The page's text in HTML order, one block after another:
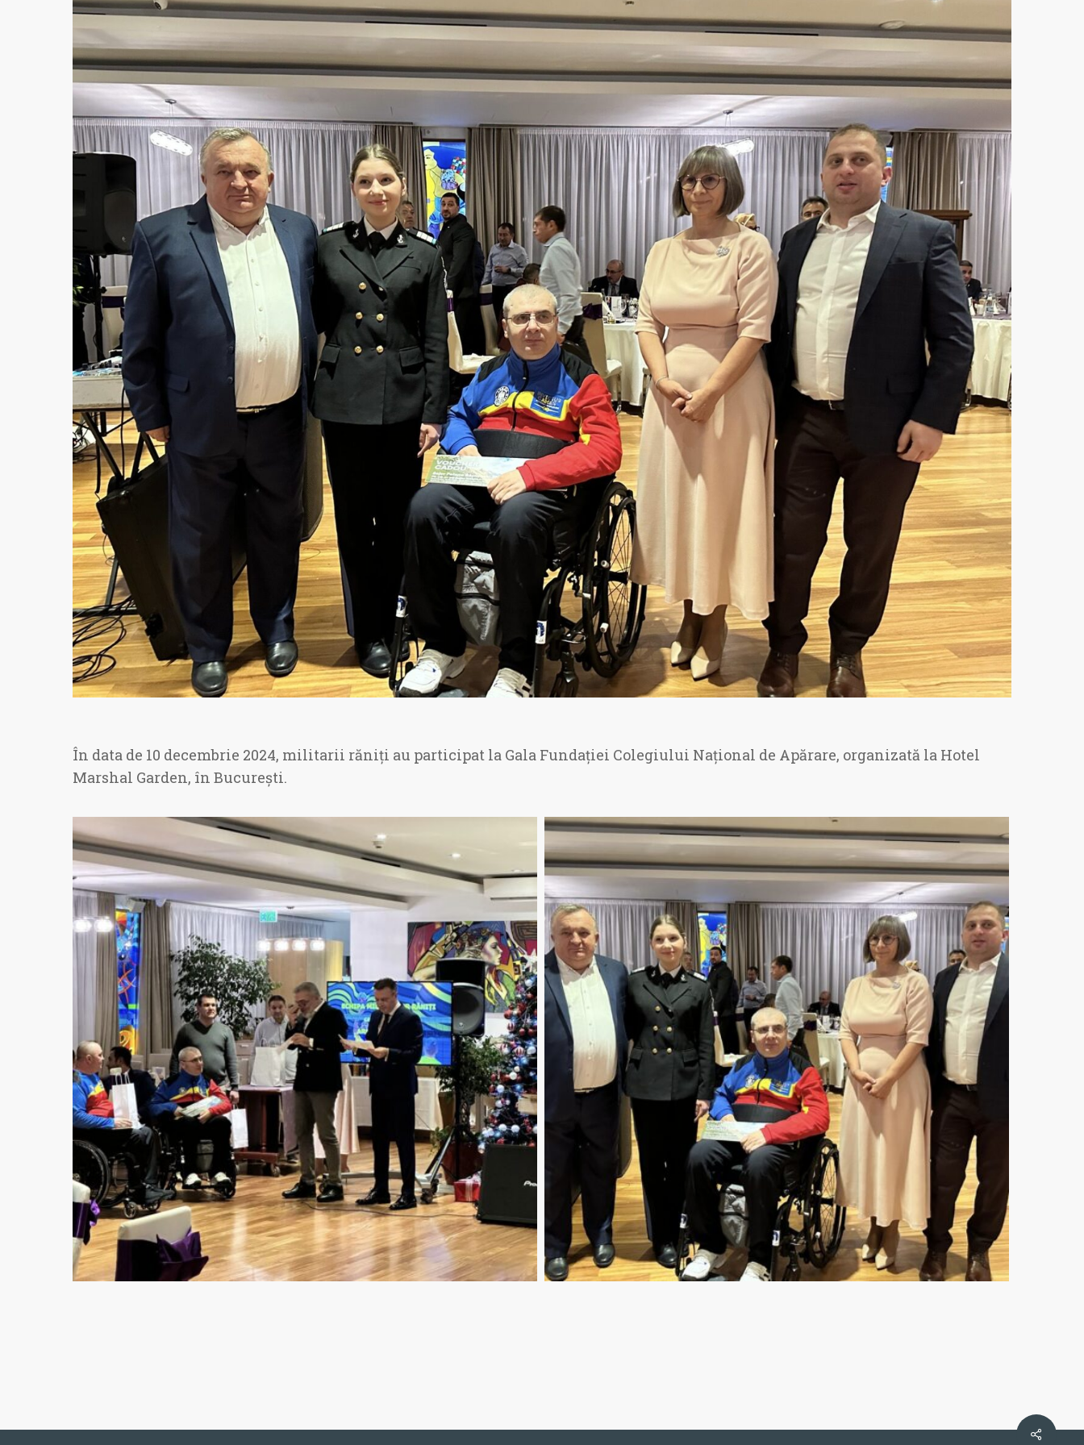
În data de 10 decembrie 2024, militarii răniți au participat la Gala Fundației Colegiului Național de Apărare, organizată la Hotel
Marshal Garden, în București.